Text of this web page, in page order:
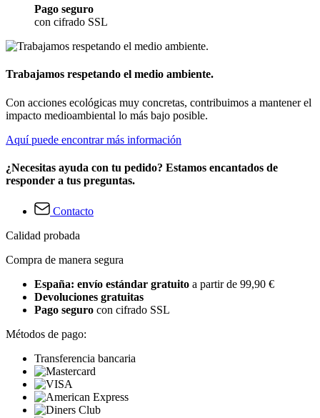
Pago seguro
con cifrado SSL
Trabajamos respetando el medio ambiente.
Con acciones ecológicas muy concretas, contribuimos a mantener el
impacto medioambiental lo más bajo posible.
Aquí puede encontrar más información
¿Necesitas ayuda con tu pedido? Estamos encantados de
responder a tus preguntas.
Contacto
Calidad probada
Compra de manera segura
España: envío estándar gratuito a partir de 99,90 €
Devoluciones gratuitas
Pago seguro con cifrado SSL
Métodos de pago:
Transferencia bancaria